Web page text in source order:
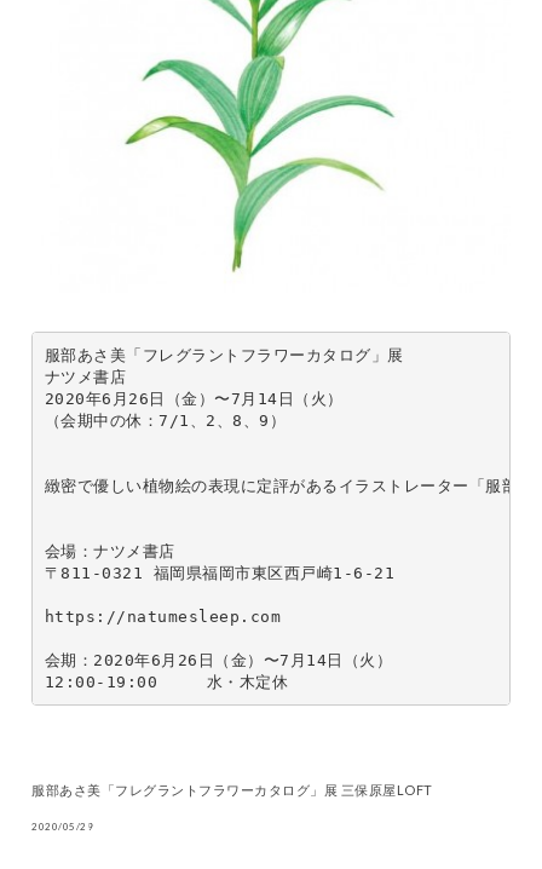
服部あさ美「フレグラントフラワーカタログ」展
ナツメ書店
2020年6月26日（金）〜7月14日（火）
（会期中の休：7/1、2、8、9）
緻密で優しい植物絵の表現に定評があるイラストレーター「服部
会場：ナツメ書店
〒811-0321 福岡県福岡市東区西戸崎1-6-21
https://natumesleep.com
会期：2020年6月26日（金）〜7月14日（火）
12:00-19:00　　　水・木定休
服部あさ美「フレグラントフラワーカタログ」展 三保原屋LOFT
2020/05/29